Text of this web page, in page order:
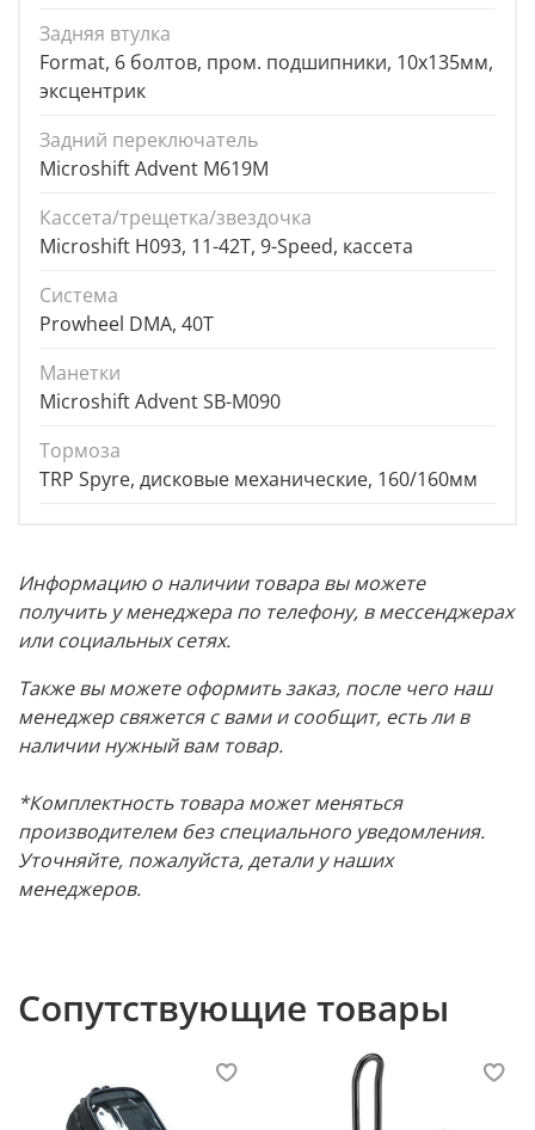
Задняя втулка
Format, 6 болтов, пром. подшипники, 10x135мм,
эксцентрик
Задний переключатель
Microshift Advent M619M
Кассета/трещетка/звездочка
Microshift H093, 11-42T, 9-Speed, кассета
Система
Prowheel DMA, 40T
Манетки
Microshift Advent SB-M090
Тормоза
TRP Spyre, дисковые механические, 160/160мм
Информацию о наличии товара вы можете
получить у менеджера по телефону, в мессенджерах
или социальных сетях.
Также вы можете оформить заказ, после чего наш
менеджер свяжется с вами и сообщит, есть ли в
наличии нужный вам товар.
*Комплектность товара может меняться
производителем без специального уведомления.
Уточняйте, пожалуйста, детали у наших
менеджеров.
Сопутствующие товары